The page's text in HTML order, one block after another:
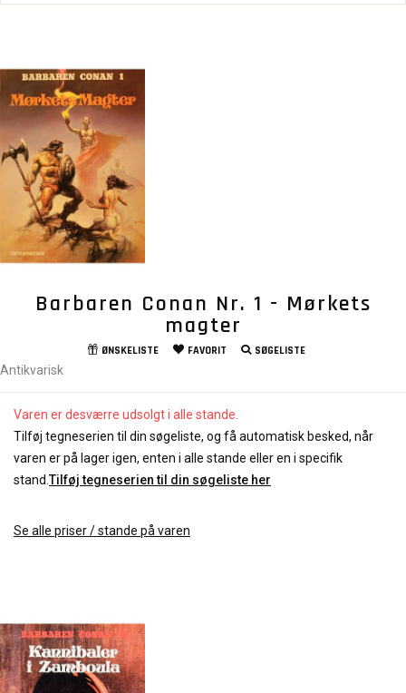
Barbaren Conan Nr. 1 - Mørkets
magter
ØNSKELISTE FAVORIT SØGELISTE
Antikvarisk
Varen er desværre udsolgt i alle stande.
Tilføj tegneserien til din søgeliste, og få automatisk besked, når
varen er på lager igen, enten i alle stande eller en i specifik
stand. Tilføj tegneserien til din søgeliste her
Se alle priser / stande på varen